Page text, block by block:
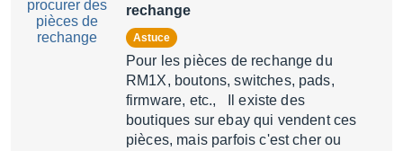
rechange
Astuce
Pour les pièces de rechange du
RM1X, boutons, switches, pads,
firmware, etc., Il existe des
boutiques sur ebay qui vendent ces
pièces, mais parfois c'est cher ou